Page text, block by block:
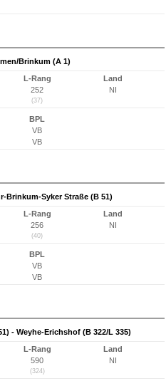
Brinkum (A 1)
L-Rang
252
(37)
Land
NI
BPL
VB
VB
Brinkum-Syker Straße (B 51)
L-Rang
256
(40)
Land
NI
BPL
VB
VB
- Weyhe-Erichshof (B 322/L 335)
L-Rang
590
(324)
Land
NI